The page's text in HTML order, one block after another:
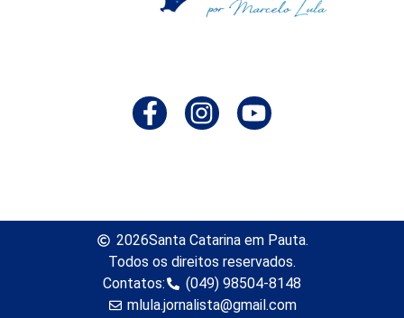
2026Santa Catarina em Pauta.
Todos os direitos reservados.
Contatos:
(049) 98504-8148
mlula.jornalista@gmail.com